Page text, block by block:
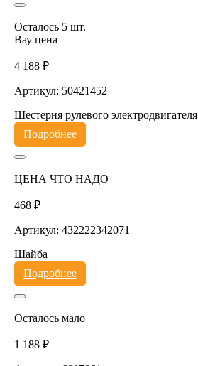
Осталось 5 шт.
Вау цена
4 188 ₽
Артикул: 50421452
Шестерня рулевого электродвигателя
Подробнее
ЦЕНА ЧТО НАДО
468 ₽
Артикул: 432222342071
Шайба
Подробнее
Осталось мало
1 188 ₽